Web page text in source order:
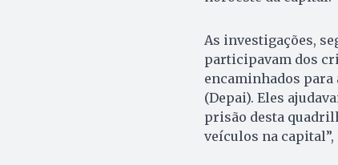
As investigações,
participavam dos
encaminhados para
(Depai). Eles
prisão desta
veículos na